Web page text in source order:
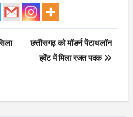
छत्तीसगढ़ को मॉडर्न पेंटाथलॉन
इवेंट में मिला रजत पदक